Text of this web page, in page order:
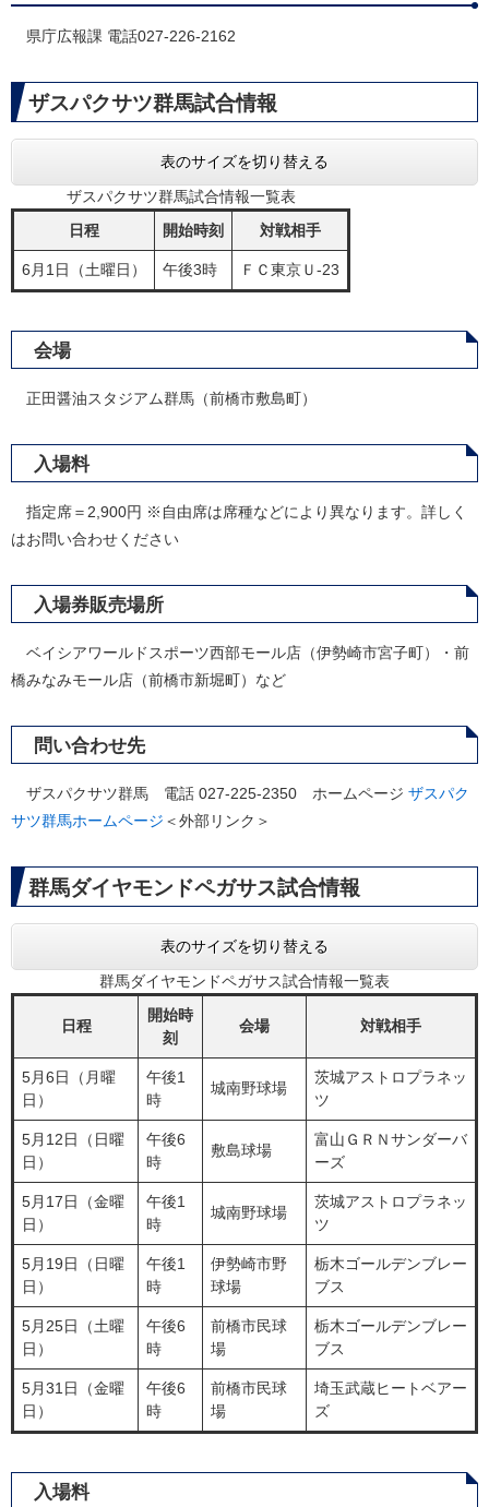
県庁広報課 電話027-226-2162
ザスパクサツ群馬試合情報
表のサイズを切り替える
ザスパクサツ群馬試合情報一覧表
日程
開始時刻 対戦相手
6月1日（土曜日） 午後3時 ＦＣ東京Ｕ-23
会場
正田醤油スタジアム群馬（前橋市敷島町）
入場料
指定席＝2,900円 ※自由席は席種などにより異なります。詳しく
はお問い合わせください
入場券販売場所
ベイシアワールドスポーツ西部モール店（伊勢崎市宮子町）・前
橋みなみモール店（前橋市新堀町）など
問い合わせ先
ザスパクサツ群馬 電話 027-225-2350 ホームページ ザスパク
サツ群馬ホームページ ＜外部リンク＞
群馬ダイヤモンドペガサス試合情報
表のサイズを切り替える
群馬ダイヤモンドペガサス試合情報一覧表
日程
開始時
刻
会場 対戦相手
5月6日（月曜
日）
午後1
時
城南野球場
茨城アストロプラネッ
ツ
5月12日（日曜
日）
午後6
時
敷島球場
富山ＧＲＮサンダーバ
ーズ
5月17日（金曜
日）
午後1
時
城南野球場
茨城アストロプラネッ
ツ
5月19日（日曜
日）
午後1
時
伊勢崎市野
球場
栃木ゴールデンブレー
ブス
5月25日（土曜
日）
午後6
時
前橋市民球
場
栃木ゴールデンブレー
ブス
5月31日（金曜
日）
午後6
時
前橋市民球
場
埼玉武蔵ヒートベアー
ズ
入場料